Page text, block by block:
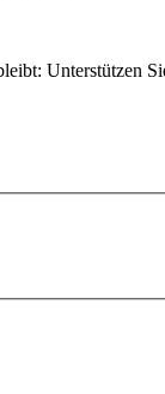
Unterstützen